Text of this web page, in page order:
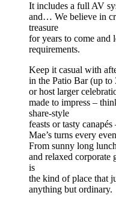
It includes a full AV
and… We believe in
treasure
for years to come
requirements.
Keep it casual with
in the Patio Bar (up to
or host larger
made to impress –
share-style
feasts or tasty
Mae’s turns every
From sunny long
and relaxed corporate
is
the kind of place that
anything but ordinary.